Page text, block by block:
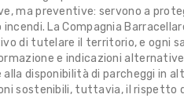
ma preventive: servono a
incendi. La Compagnia
di tutelare il territorio, e ogni
e indicazioni
alla disponibilità di parcheggi in
sostenibili, tuttavia, il rispetto